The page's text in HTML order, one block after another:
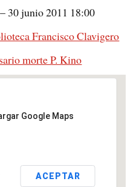
– 30 junio 2011 18:00
Francisco Clavigero
morte P. Kino
Google Maps
ACEPTAR